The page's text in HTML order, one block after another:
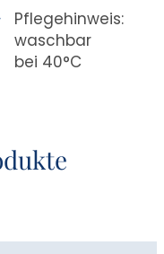
Pflegehinweis:
waschbar
bei 40°C